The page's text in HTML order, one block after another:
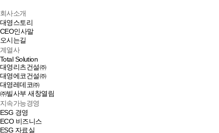
회사소개
대영스토리
CEO인사말
오시는길
계열사
Total Solution
대영리츠건설㈜
대영에코건설㈜
대영레데코㈜
㈜빌사부새창열림
지속가능경영
ESG 경영
ECO 비즈니스
ESG 자료실